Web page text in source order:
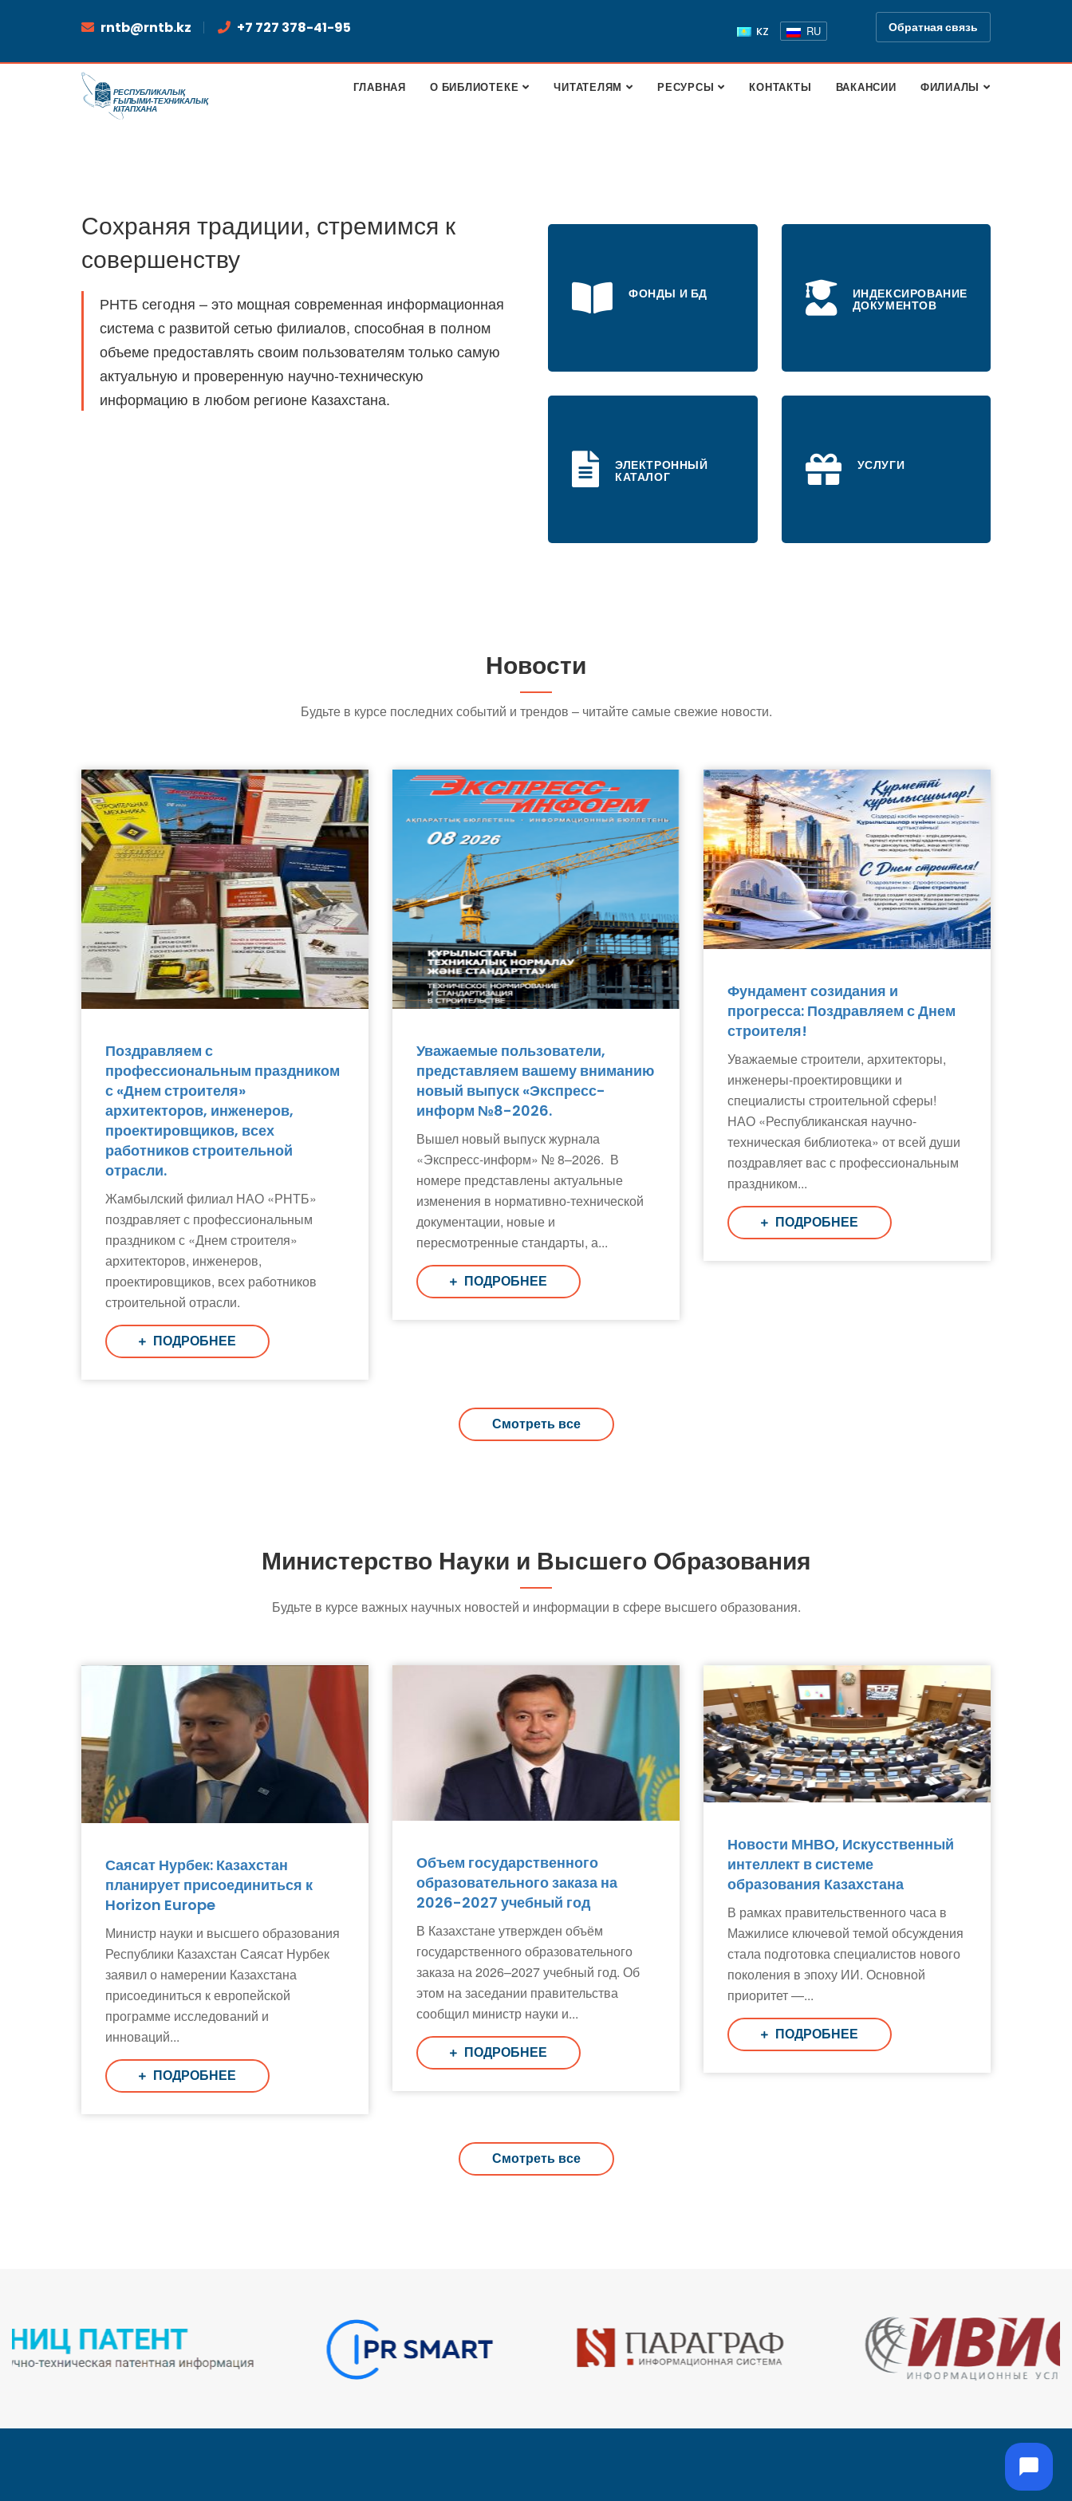
rntb@rntb.kz +7 727 378-41-95 KZ RU Обратная связь
ГЛАВНАЯ О БИБЛИОТЕКЕ ЧИТАТЕЛЯМ РЕСУРСЫ КОНТАКТЫ ВАКАНСИИ ФИЛИАЛЫ
Сохраняя традиции, стремимся к
совершенству
РНТБ сегодня – это мощная современная информационная
система с развитой сетью филиалов, способная в полном
объеме предоставлять своим пользователям только самую
актуальную и проверенную научно-техническую
информацию в любом регионе Казахстана.
ФОНДЫ И БД ИНДЕКСИРОВАНИЕ
ДОКУМЕНТОВ
ЭЛЕКТРОННЫЙ
КАТАЛОГ
УСЛУГИ
Новости
Будьте в курсе последних событий и трендов – читайте самые свежие новости.
Поздравляем с
профессиональным праздником
с «Днем строителя»
архитекторов, инженеров,
проектировщиков, всех
работников строительной
отрасли.
Жамбылский филиал НАО «РНТБ»
поздравляет с профессиональным
праздником с «Днем строителя»
архитекторов, инженеров,
проектировщиков, всех работников
строительной отрасли.
ПОДРОБНЕЕ
Уважаемые пользователи,
представляем вашему вниманию
новый выпуск «Экспресс-
информ №8-2026.
Вышел новый выпуск журнала
«Экспресс-информ» № 8–2026. В
номере представлены актуальные
изменения в нормативно-технической
документации, новые и
пересмотренные стандарты, а...
ПОДРОБНЕЕ
Фундамент созидания и
прогресса: Поздравляем с Днем
строителя!
Уважаемые строители, архитекторы,
инженеры-проектировщики и
специалисты строительной сферы!
НАО «Республиканская научно-
техническая библиотека» от всей души
поздравляет вас с профессиональным
праздником...
ПОДРОБНЕЕ
Смотреть все
Министерство Науки и Высшего Образования
Будьте в курсе важных научных новостей и информации в сфере высшего образования.
Саясат Нурбек: Казахстан
планирует присоединиться к
Horizon Europe
Министр науки и высшего образования
Республики Казахстан Саясат Нурбек
заявил о намерении Казахстана
присоединиться к европейской
программе исследований и
инноваций...
ПОДРОБНЕЕ
Объем государственного
образовательного заказа на
2026-2027 учебный год
В Казахстане утвержден объём
государственного образовательного
заказа на 2026–2027 учебный год. Об
этом на заседании правительства
сообщил министр науки и...
ПОДРОБНЕЕ
Новости МНВО, Искусственный
интеллект в системе
образования Казахстана
В рамках правительственного часа в
Мажилисе ключевой темой обсуждения
стала подготовка специалистов нового
поколения в эпоху ИИ. Основной
приоритет —...
ПОДРОБНЕЕ
Смотреть все